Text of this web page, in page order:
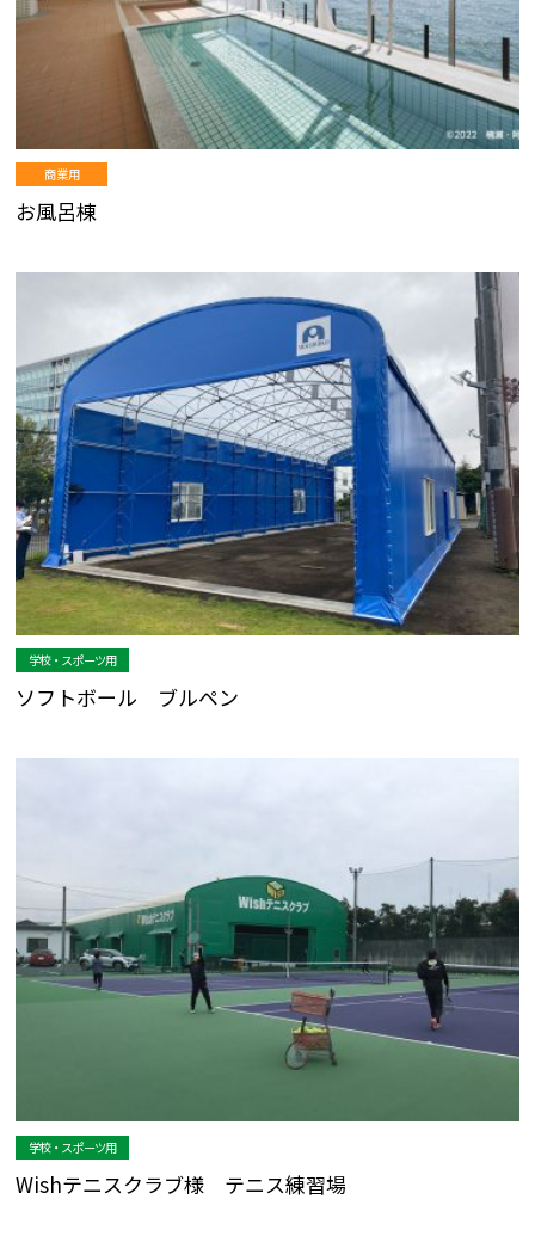
商業用
お風呂棟
学校・スポーツ用
ソフトボール ブルペン
学校・スポーツ用
Wishテニスクラブ様 テニス練習場